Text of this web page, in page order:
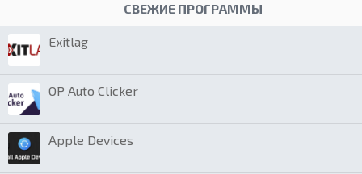
СВЕЖИЕ ПРОГРАММЫ
Exitlag
OP Auto Clicker
Apple Devices